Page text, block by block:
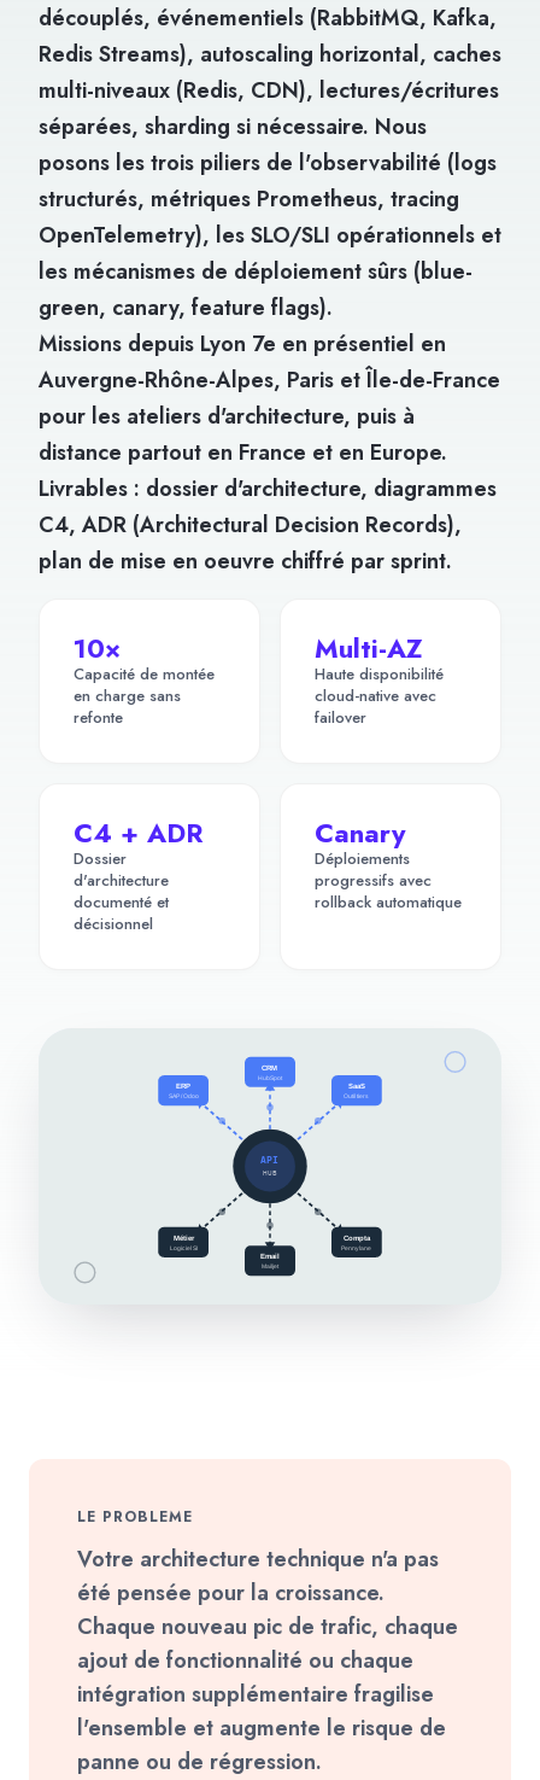
découplés, événementiels (RabbitMQ, Kafka,
Redis Streams), autoscaling horizontal, caches
multi-niveaux (Redis, CDN), lectures/écritures
séparées, sharding si nécessaire. Nous
posons les trois piliers de l'observabilité (logs
structurés, métriques Prometheus, tracing
OpenTelemetry), les SLO/SLI opérationnels et
les mécanismes de déploiement sûrs (blue-
green, canary, feature flags).
Missions depuis Lyon 7e en présentiel en
Auvergne-Rhône-Alpes, Paris et Île-de-France
pour les ateliers d'architecture, puis à
distance partout en France et en Europe.
Livrables : dossier d'architecture, diagrammes
C4, ADR (Architectural Decision Records),
plan de mise en oeuvre chiffré par sprint.
10×
Capacité de montée
en charge sans
refonte
Multi-AZ
Haute disponibilité
cloud-native avec
failover
C4 + ADR
Dossier
d'architecture
documenté et
décisionnel
Canary
Déploiements
progressifs avec
rollback automatique
LE PROBLEME
Votre architecture technique n'a pas
été pensée pour la croissance.
Chaque nouveau pic de trafic, chaque
ajout de fonctionnalité ou chaque
intégration supplémentaire fragilise
l'ensemble et augmente le risque de
panne ou de régression.